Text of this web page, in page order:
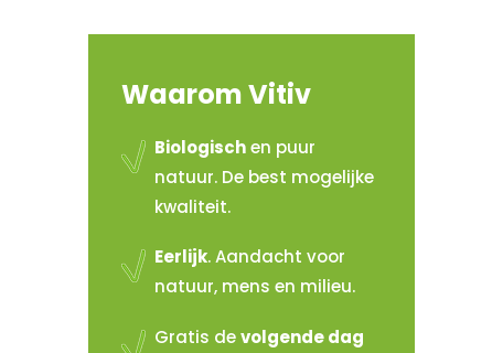
Waarom Vitiv
Biologischen puur
natuur. De best mogelijke
kwaliteit.
Eerlijk. Aandacht voor
natuur, mens en milieu.
Gratis devolgende dag